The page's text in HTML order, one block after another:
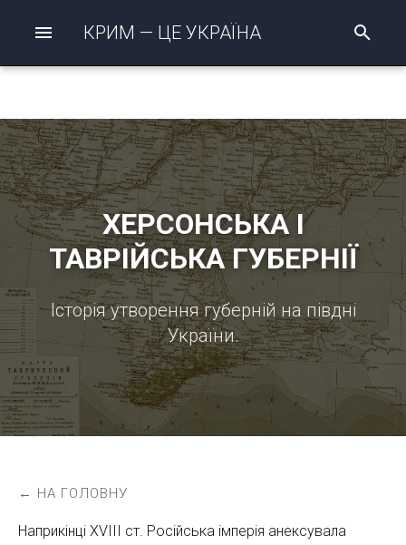
КРИМ — ЦЕ УКРАЇНА
о
р
о
з
п
о
ч
а
ХЕРСОНСЬКА І
ТАВРІЙСЬКА ГУБЕРНІЇ
Історія утворення губерній на півдні
України.
← НА ГОЛОВНУ
Наприкінці ХVІІІ ст. Російська імперія анексувала